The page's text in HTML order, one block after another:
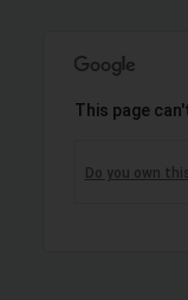
This page
Do you own